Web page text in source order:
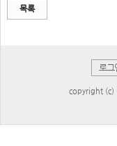
목록
로그
copyright (c)